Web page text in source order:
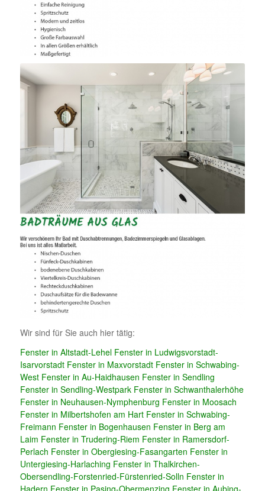
Wir sind für Sie auch hier tätig:
Fenster in Altstadt-Lehel Fenster in Ludwigsvorstadt-
Isarvorstadt Fenster in Maxvorstadt Fenster in Schwabing-
West Fenster in Au-Haidhausen Fenster in Sendling
Fenster in Sendling-Westpark Fenster in Schwanthalerhöhe
Fenster in Neuhausen-Nymphenburg Fenster in Moosach
Fenster in Milbertshofen am Hart Fenster in Schwabing-
Freimann Fenster in Bogenhausen Fenster in Berg am
Laim Fenster in Trudering-Riem Fenster in Ramersdorf-
Perlach Fenster in Obergiesing-Fasangarten Fenster in
Untergiesing-Harlaching Fenster in Thalkirchen-
Obersendling-Forstenried-Fürstenried-Solln Fenster in
Hadern Fenster in Pasing-Obermenzing Fenster in Aubing-